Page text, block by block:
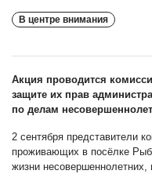
В центре внимания
Акция проводится
защите их прав
по делам
2 сентября представители
проживающих в посёлке
жизни несовершеннолетних,